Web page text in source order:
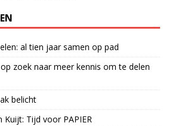
al tien jaar samen op pad
zoek naar meer kennis om te delen
belicht
Kuijt: Tijd voor PAPIER